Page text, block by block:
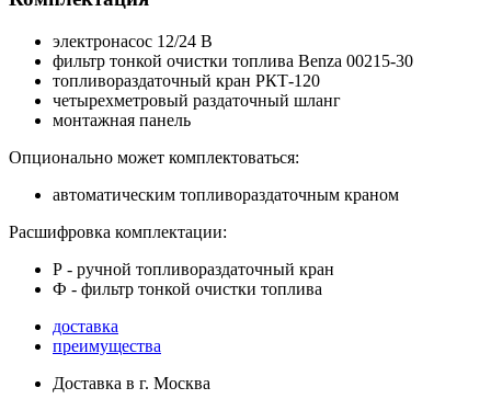
электронасос 12/24 В
фильтр тонкой очистки топлива Benza 00215-30
топливораздаточный кран РКТ-120
четырехметровый раздаточный шланг
монтажная панель
Опционально может комплектоваться:
автоматическим топливораздаточным краном
Расшифровка комплектации:
Р - ручной топливораздаточный кран
Ф - фильтр тонкой очистки топлива
доставка
преимущества
Доставка в г. Москва